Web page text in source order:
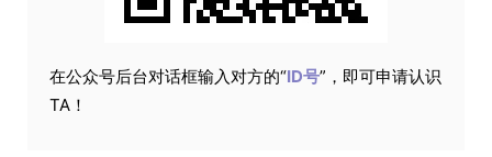
在公众号后台对话框输入对方的“ID号”，即可申请认识
TA！